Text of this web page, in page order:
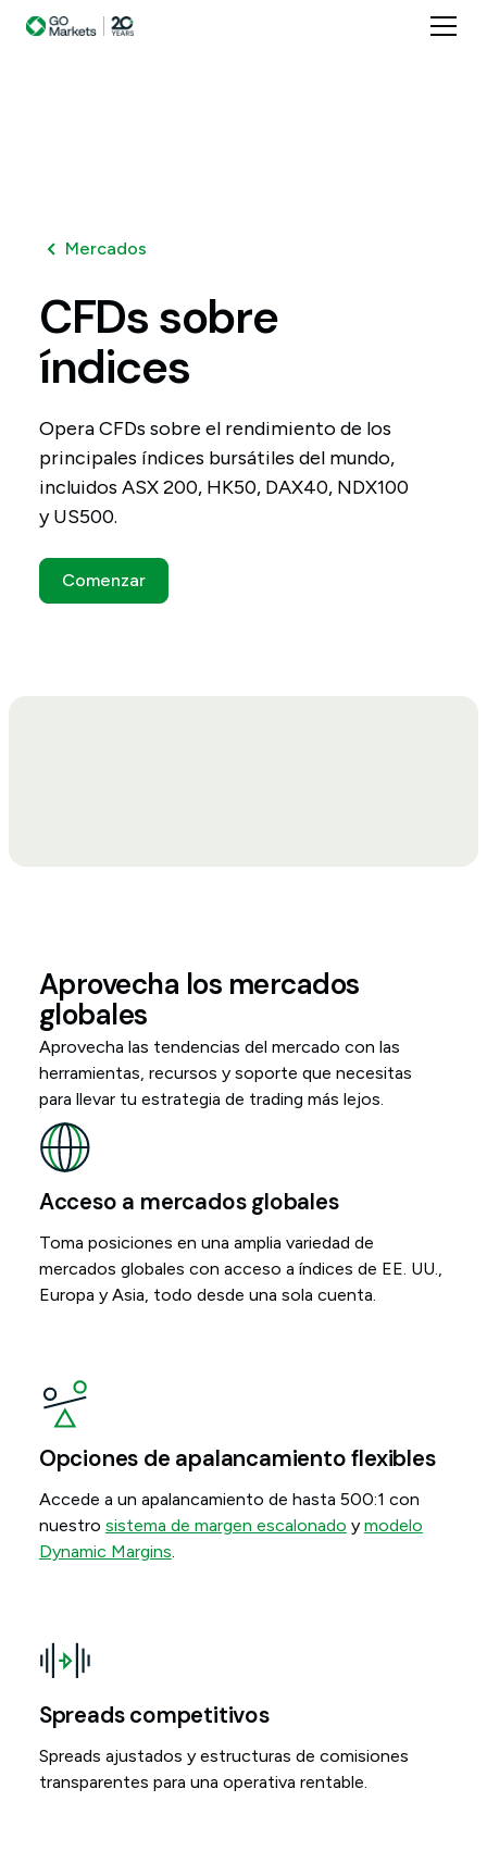
Mercados
CFDs sobre
índices
Opera CFDs sobre el rendimiento de los
principales índices bursátiles del mundo,
incluidos ASX 200, HK50, DAX40, NDX100
y US500.
Comenzar
Aprovecha los mercados
globales
Aprovecha las tendencias del mercado con las
herramientas, recursos y soporte que necesitas
para llevar tu estrategia de trading más lejos.
Acceso a mercados globales
Toma posiciones en una amplia variedad de
mercados globales con acceso a índices de EE. UU.,
Europa y Asia, todo desde una sola cuenta.
Opciones de apalancamiento flexibles
Accede a un apalancamiento de hasta 500:1 con
nuestro sistema de margen escalonado ymodelo
Dynamic Margins.
Spreads competitivos
Spreads ajustados y estructuras de comisiones
transparentes para una operativa rentable.